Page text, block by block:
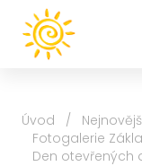
Úvod /
Fotogalerie
Den otevřených